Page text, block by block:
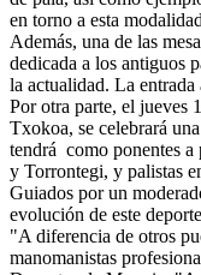
en torno a esta
Además, una de las
dedicada a los antiguos
la actualidad. La entrada
Por otra parte, el jueves
Txokoa, se celebrará
tendrá como ponentes a
y Torrontegi, y palistas
Guiados por un
evolución de este
"A diferencia de otros
manomanistas